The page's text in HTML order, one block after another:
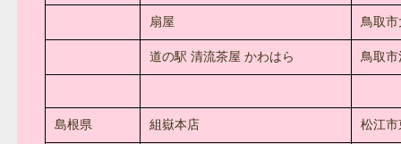
扇屋 鳥取
道の駅 清流茶屋 かわはら 鳥取
島根県 組嶽本店 松江